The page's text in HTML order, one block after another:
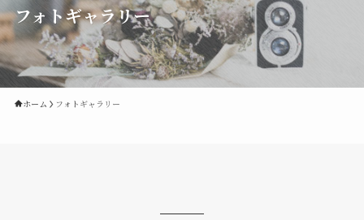
フォトギャラリー
ホーム フォトギャラリー